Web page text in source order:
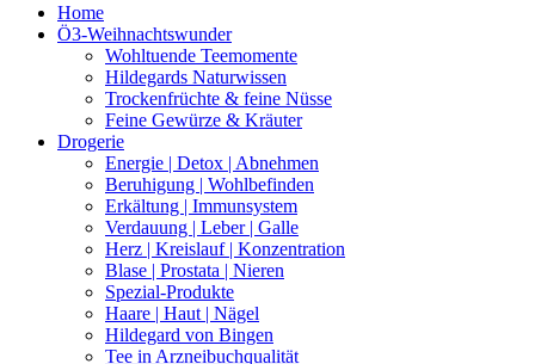
Home
Ö3-Weihnachtswunder
Wohltuende Teemomente
Hildegards Naturwissen
Trockenfrüchte & feine Nüsse
Feine Gewürze & Kräuter
Drogerie
Energie | Detox | Abnehmen
Beruhigung | Wohlbefinden
Erkältung | Immunsystem
Verdauung | Leber | Galle
Herz | Kreislauf | Konzentration
Blase | Prostata | Nieren
Spezial-Produkte
Haare | Haut | Nägel
Hildegard von Bingen
Tee in Arzneibuchqualität